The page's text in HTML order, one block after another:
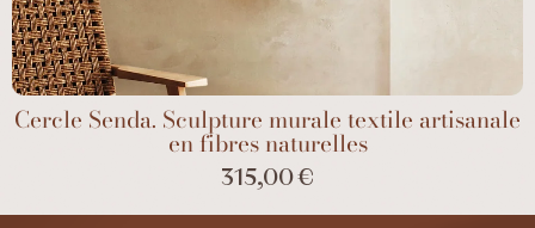
Cercle Senda. Sculpture murale textile artisanale
en fibres naturelles
315,00 €